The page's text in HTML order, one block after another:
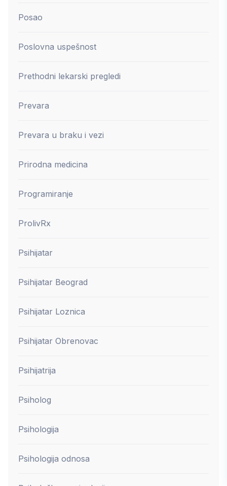
Posao
Poslovna uspešnost
Prethodni lekarski pregledi
Prevara
Prevara u braku i vezi
Prirodna medicina
Programiranje
ProlivRx
Psihijatar
Psihijatar Beograd
Psihijatar Loznica
Psihijatar Obrenovac
Psihijatrija
Psiholog
Psihologija
Psihologija odnosa